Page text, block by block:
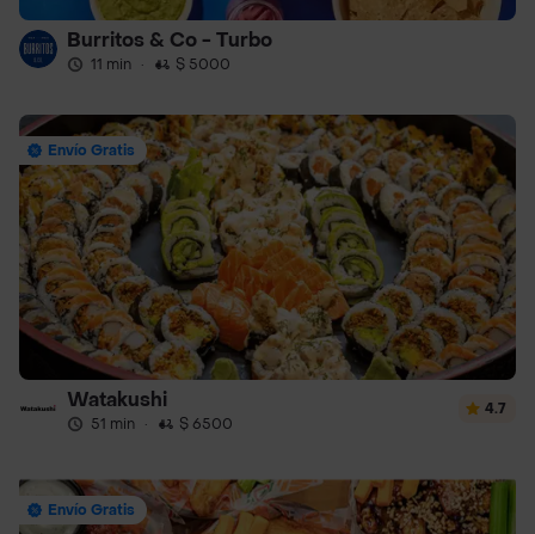
Burritos & Co - Turbo
11 min · $ 5000
Envío Gratis
Watakushi
51 min · $ 6500
4.7
Envío Gratis